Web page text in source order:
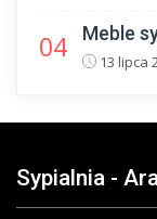
04 Meble
13 lipca
Sypialnia -